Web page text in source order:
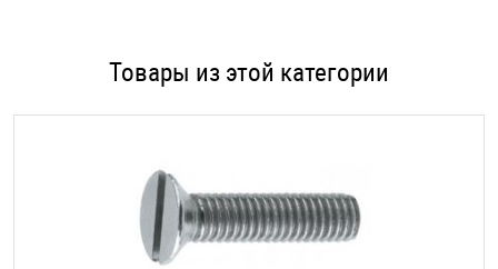
Товары из этой категории